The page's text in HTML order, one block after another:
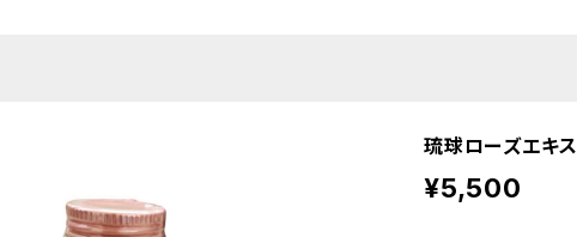
琉球ローズエキス
¥5,500